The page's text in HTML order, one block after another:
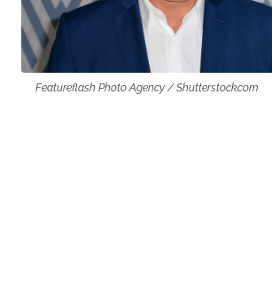
Featureflash Photo Agency / Shutterstock.com